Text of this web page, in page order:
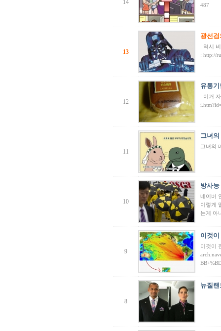
14
487
13
광선
역시
: http://
12
유통
이거
11
그녀의
그녀의
10
방사
네이버
이렇게
는게 아
9
이것
이것이
8
뉴질